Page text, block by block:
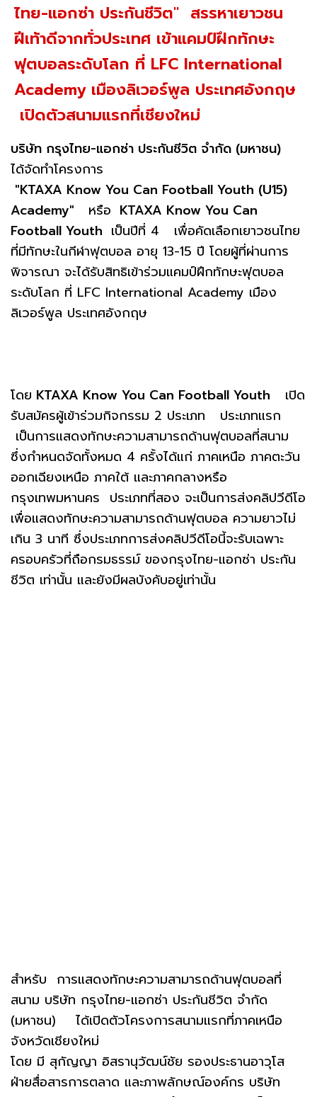
ไทย-แอกซ่า ประกันชีวิต" สรรหาเยาวชน
ฝีเท้าดีจากทั่วประเทศ เข้าแคมป์ฝึกทักษะ
ฟุตบอลระดับโลก ที่ LFC International
Academy เมืองลิเวอร์พูล ประเทศอังกฤษ
เปิดตัวสนามแรกที่เชียงใหม่
บริษัท กรุงไทย-แอกซ่า ประกันชีวิต จำกัด (มหาชน)
ได้จัดทำโครงการ
"KTAXA Know You Can Football Youth (U15)
Academy"
หรือ KTAXA Know You Can
Football Youth เป็นปีที่ 4 เพื่อคัดเลือกเยาวชนไทย
ที่มีทักษะในกีฬาฟุตบอล อายุ 13-15 ปี โดยผู้ที่ผ่านการ
พิจารณา จะได้รับสิทธิเข้าร่วมแคมป์ฝึกทักษะฟุตบอล
ระดับโลก ที่ LFC International Academy เมือง
ลิเวอร์พูล ประเทศอังกฤษ
โดย KTAXA Know You Can Football Youth เปิด
รับสมัครผู้เข้าร่วมกิจกรรม 2 ประเภท ประเภทแรก
เป็นการแสดงทักษะความสามารถด้านฟุตบอลที่สนาม
ซึ่งกำหนดจัดทั้งหมด 4 ครั้งได้แก่ ภาคเหนือ ภาคตะวัน
ออกเฉียงเหนือ ภาคใต้ และภาคกลางหรือ
กรุงเทพมหานคร ประเภทที่สอง จะเป็นการส่งคลิปวีดีโอ
เพื่อแสดงทักษะความสามารถด้านฟุตบอล ความยาวไม่
เกิน 3 นาที ซึ่งประเภทการส่งคลิปวีดีโอนี้จะรับเฉพาะ
ครอบครัวที่ถือกรมธรรม์ ของกรุงไทย-แอกซ่า ประกัน
ชีวิต เท่านั้น และยังมีผลบังคับอยู่เท่านั้น
สำหรับ การแสดงทักษะความสามารถด้านฟุตบอลที่
สนาม บริษัท กรุงไทย-แอกซ่า ประกันชีวิต จำกัด
(มหาชน) ได้เปิดตัวโครงการสนามแรกที่ภาคเหนือ
จังหวัดเชียงใหม่
โดย มี สุกัญญา อิสรานุวัฒน์ชัย รองประธานอาวุโส
ฝ่ายสื่อสารการตลาด และภาพลักษณ์องค์กร บริษัท